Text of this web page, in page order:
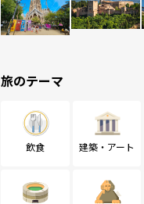
旅のテーマ
飲食 建築・アート